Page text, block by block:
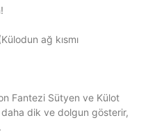
ağ kısmı
Fantezi Sütyen ve Külot
daha dik ve dolgun gösterir,